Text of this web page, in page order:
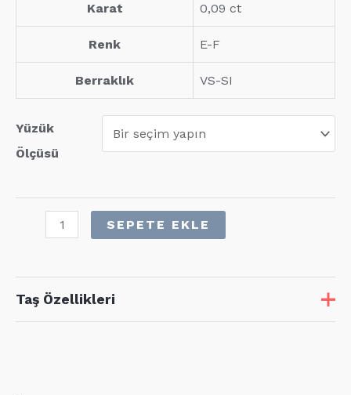
Karat 0,09 ct
Renk E-F
Berraklık VS-SI
Yüzük
Ölçüsü
Günlük
SEPETE EKLE
Taş Özellikleri